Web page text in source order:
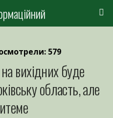
579
вихідних буде
область, але